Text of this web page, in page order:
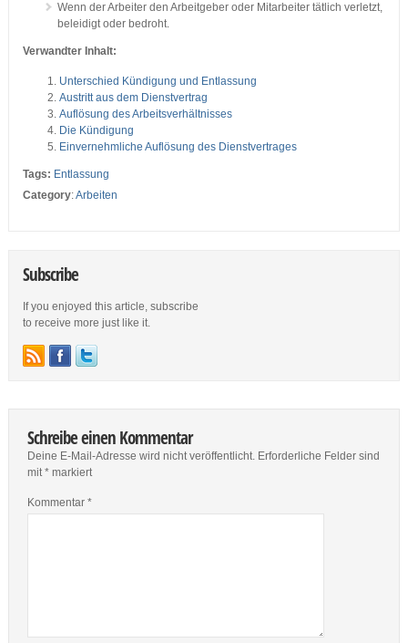
Wenn der Arbeiter den Arbeitgeber oder Mitarbeiter tätlich verletzt,
beleidigt oder bedroht.
Verwandter Inhalt:
Unterschied Kündigung und Entlassung
Austritt aus dem Dienstvertrag
Auflösung des Arbeitsverhältnisses
Die Kündigung
Einvernehmliche Auflösung des Dienstvertrages
Tags: Entlassung
Category:Arbeiten
Subscribe
If you enjoyed this article, subscribe
to receive more just like it.
Schreibe einen Kommentar
Deine E-Mail-Adresse wird nicht veröffentlicht. Erforderliche Felder sind
mit*markiert
Kommentar *